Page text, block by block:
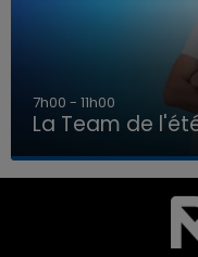
LA TEAM DE
7h00 - 11h00
La Team de